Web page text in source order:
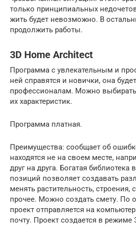
только принципиальных
жить будет невозможно. В
продолжить работы.
3D Home Architect
Программа с увлекательным и
ней справятся и новички, она
профессионалам. Можно выбирать
их характеристик.
Программа платная.
Преимущества: сообщает об
находятся не на своем месте,
друг на друга. Богатая
позиций позволяет создавать
менять растительность, строения,
прочее. Можно создать смету. По
проект отправляется на
почту. Проект создается в режиме